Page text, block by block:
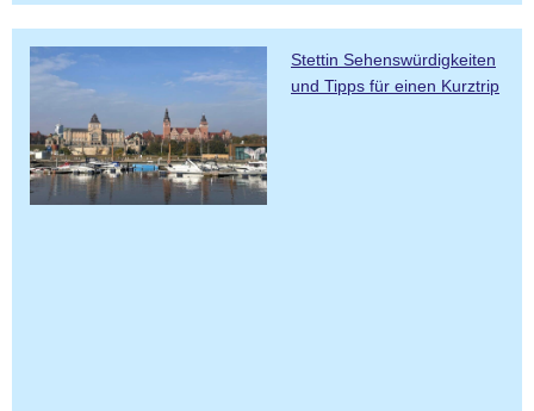
Stettin Sehenswürdigkeiten
und Tipps für einen Kurztrip